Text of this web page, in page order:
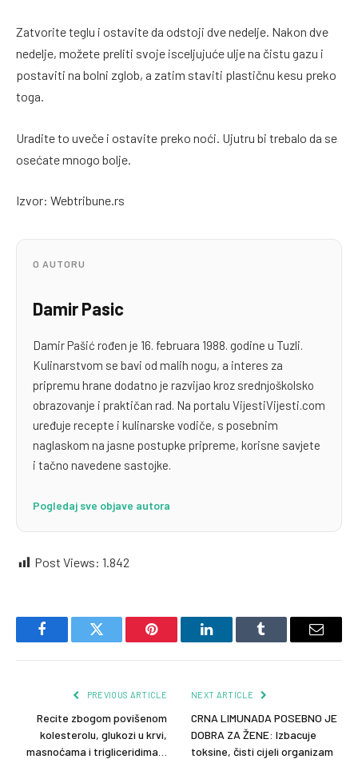
Zatvorite teglu i ostavite da odstoji dve nedelje. Nakon dve
nedelje, možete preliti svoje isceljujuće ulje na čistu gazu i
postaviti na bolni zglob, a zatim staviti plastičnu kesu preko
toga.
Uradite to uveče i ostavite preko noći. Ujutru bi trebalo da se
osećate mnogo bolje.
Izvor: Webtribune.rs
O AUTORU
Damir Pasic
Damir Pašić rođen je 16. februara 1988. godine u Tuzli.
Kulinarstvom se bavi od malih nogu, a interes za
pripremu hrane dodatno je razvijao kroz srednjoškolsko
obrazovanje i praktičan rad. Na portalu VijestiVijesti.com
uređuje recepte i kulinarske vodiče, s posebnim
naglaskom na jasne postupke pripreme, korisne savjete
i tačno navedene sastojke.
Pogledaj sve objave autora
Post Views: 1.842
FacebookTwitter Pinterest LinkedInTumblr Email
PREVIOUS ARTICLE
Recite zbogom povišenom
kolesterolu, glukozi u krvi,
masnoćama i trigliceridima…
NEXT ARTICLE
CRNA LIMUNADA POSEBNO JE
DOBRA ZA ŽENE: Izbacuje
toksine, čisti cijeli organizam